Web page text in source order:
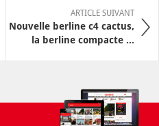
ARTICLE SUIVANT
Nouvelle berline c4 cactus,
la berline compacte ...